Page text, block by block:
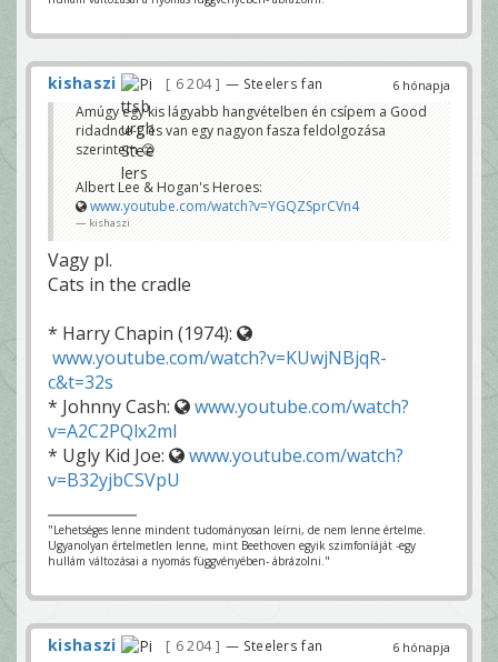
6 hónapja
kishaszi 6 204 — Steelers fan
Amúgy egy kis lágyabb hangvételben én csípem a Good
ridadnce-t, és van egy nagyon fasza feldolgozása
szerintem 😊
Albert Lee & Hogan's Heroes:
www.youtube.com/watch?v=YGQZSprCVn4
kishaszi
Vagy pl.
Cats in the cradle
* Harry Chapin (1974):
www.youtube.com/watch?v=KUwjNBjqR-
c&t=32s
* Johnny Cash:
www.youtube.com/watch?
v=A2C2PQlx2mI
* Ugly Kid Joe:
www.youtube.com/watch?
v=B32yjbCSVpU
"Lehetséges lenne mindent tudományosan leírni, de nem lenne értelme.
Ugyanolyan értelmetlen lenne, mint Beethoven egyik szimfoníáját -egy
hullám változásai a nyomás függvényében- ábrázolni."
6 hónapja
kishaszi 6 204 — Steelers fan